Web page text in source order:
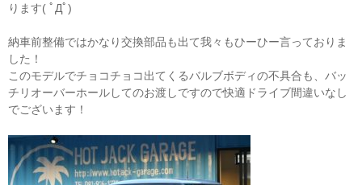
ります( ﾟДﾟ)
納車前整備ではかなり交換部品も出て我々もひーひー言っておりま
した！
このモデルでチョコチョコ出てくるバルブボディの不具合も、バッ
チリオーバーホールしてのお渡しですので快適ドライブ間違いなし
でございます！